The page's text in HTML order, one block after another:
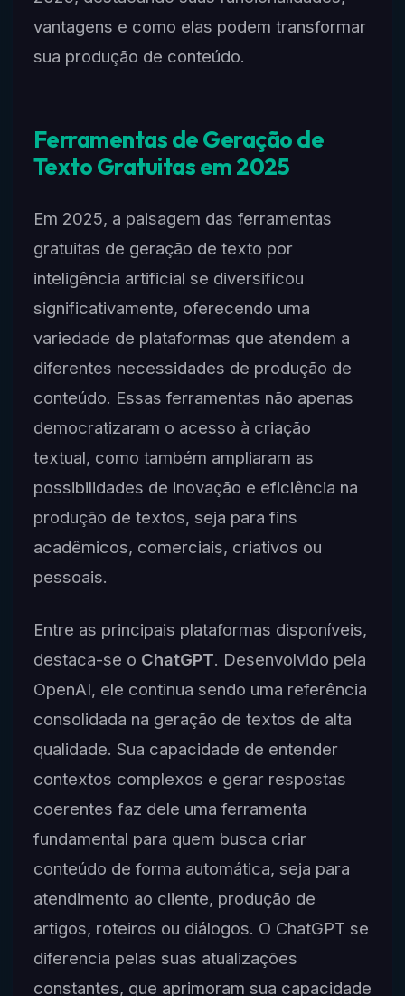
vantagens e como elas podem transformar
sua produção de conteúdo.
Ferramentas de Geração de
Texto Gratuitas em 2025
Em 2025, a paisagem das ferramentas
gratuitas de geração de texto por
inteligência artificial se diversificou
significativamente, oferecendo uma
variedade de plataformas que atendem a
diferentes necessidades de produção de
conteúdo. Essas ferramentas não apenas
democratizaram o acesso à criação
textual, como também ampliaram as
possibilidades de inovação e eficiência na
produção de textos, seja para fins
acadêmicos, comerciais, criativos ou
pessoais.
Entre as principais plataformas disponíveis,
destaca-se o ChatGPT. Desenvolvido pela
OpenAI, ele continua sendo uma referência
consolidada na geração de textos de alta
qualidade. Sua capacidade de entender
contextos complexos e gerar respostas
coerentes faz dele uma ferramenta
fundamental para quem busca criar
conteúdo de forma automática, seja para
atendimento ao cliente, produção de
artigos, roteiros ou diálogos. O ChatGPT se
diferencia pelas suas atualizações
constantes, que aprimoram sua capacidade